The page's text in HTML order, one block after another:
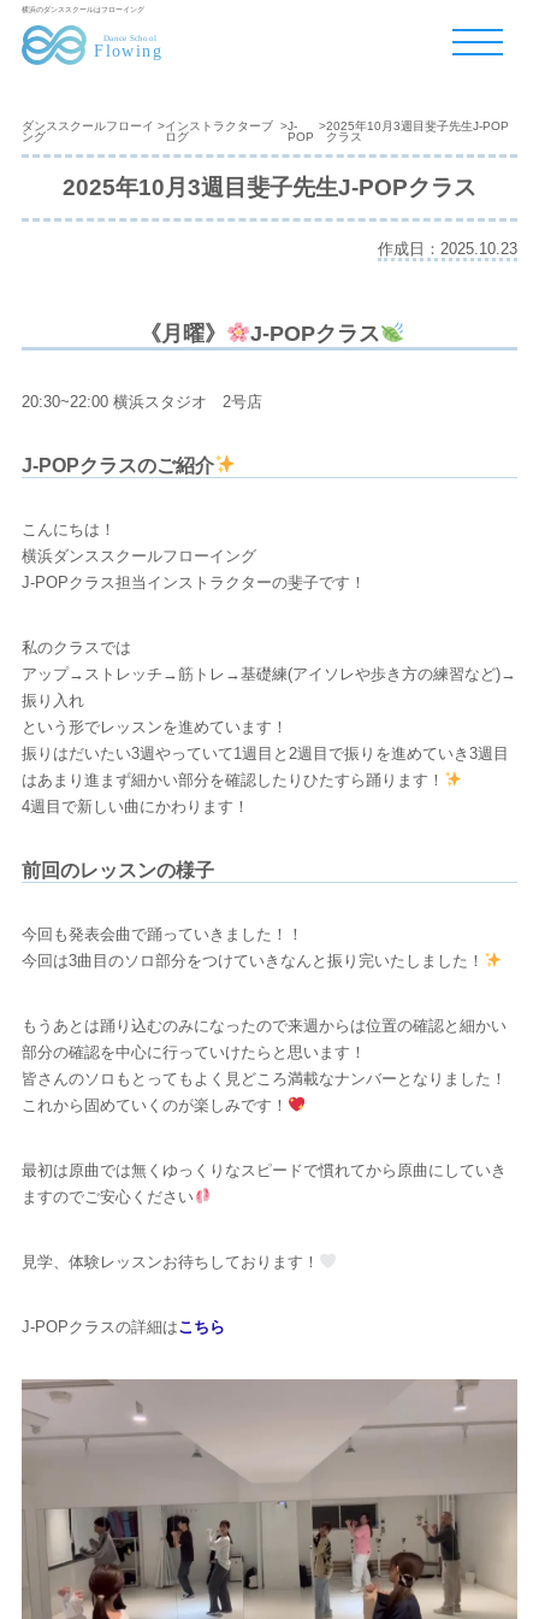
横浜のダンススクールはフローイング
ダンススクールフローイ
ング
>インストラクターブ
ログ
>J-
POP
>2025年10月3週目斐子先生J-POP
クラス
2025年10月3週目斐子先生J-POPクラス
作成日：2025.10.23
《月曜》 J-POPクラス
20:30~22:00 横浜スタジオ 2号店
J-POPクラスのご紹介
こんにちは！
横浜ダンススクールフローイング
J-POPクラス担当インストラクターの斐子です！
私のクラスでは
アップ→ストレッチ→筋トレ→基礎練(アイソレや歩き方の練習など)→
振り入れ
という形でレッスンを進めています！
振りはだいたい3週やっていて1週目と2週目で振りを進めていき3週目
はあまり進まず細かい部分を確認したりひたすら踊ります！
4週目で新しい曲にかわります！
前回のレッスンの様子
今回も発表会曲で踊っていきました！！
今回は3曲目のソロ部分をつけていきなんと振り完いたしました！
もうあとは踊り込むのみになったので来週からは位置の確認と細かい
部分の確認を中心に行っていけたらと思います！
皆さんのソロもとってもよく見どころ満載なナンバーとなりました！
これから固めていくのが楽しみです！
最初は原曲では無くゆっくりなスピードで慣れてから原曲にしていき
ますのでご安心ください
見学、体験レッスンお待ちしております！
J-POPクラスの詳細はこちら